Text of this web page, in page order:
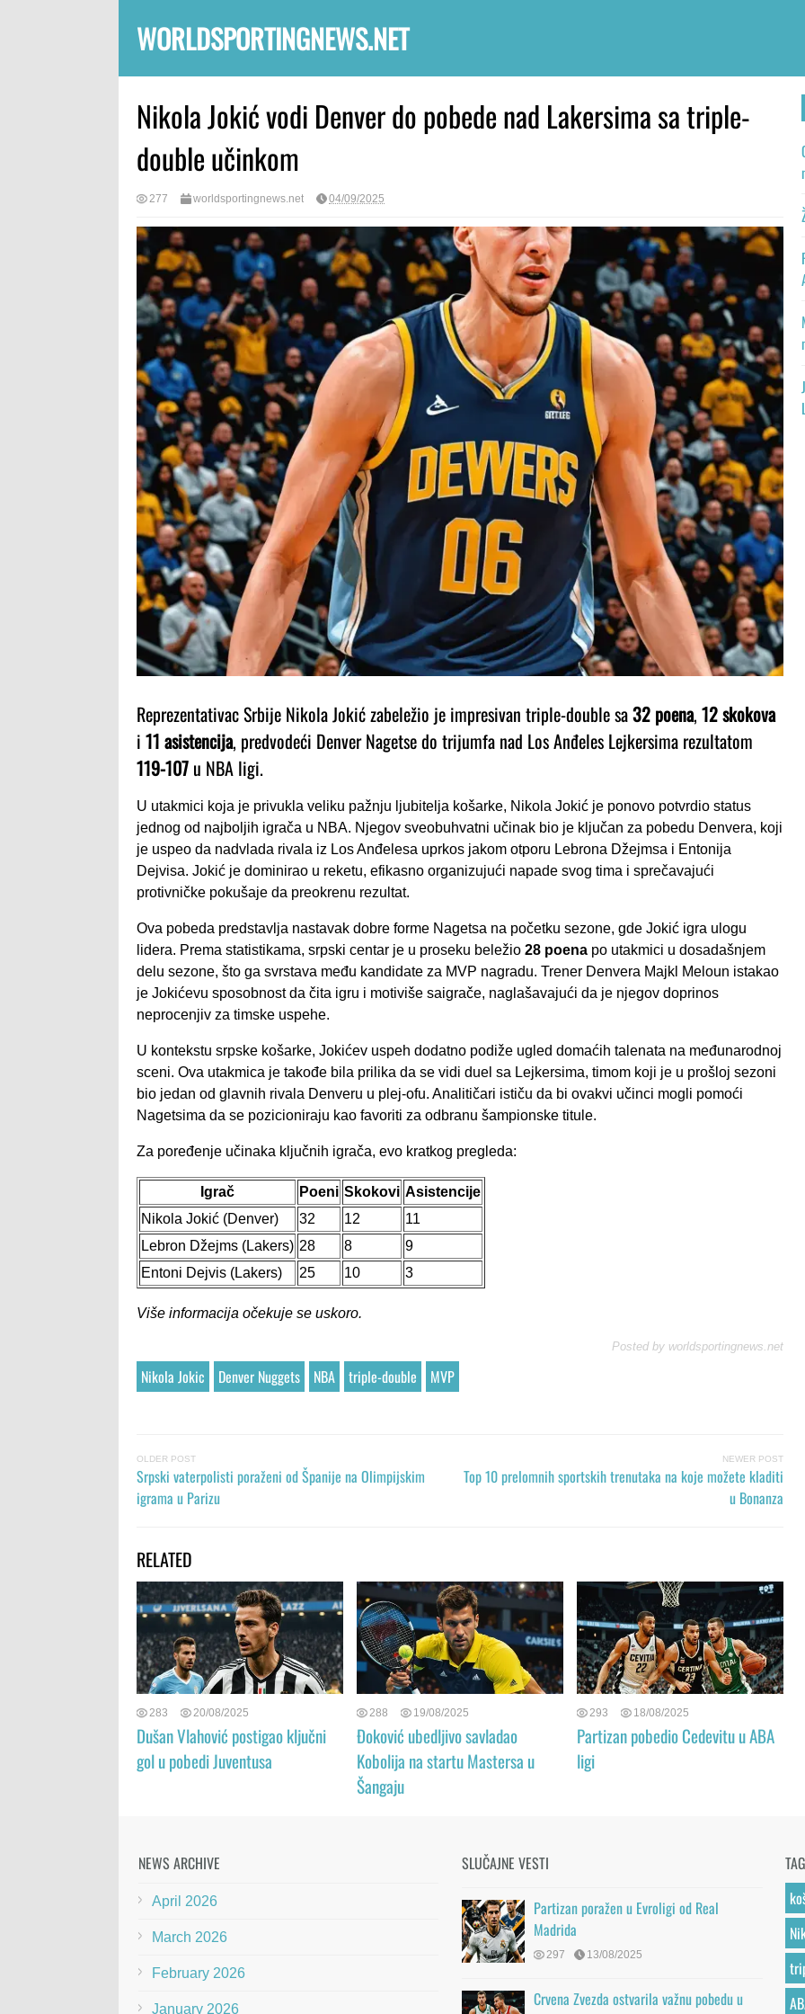
WORLDSPORTINGNEWS.NET
Nikola Jokić vodi Denver do pobede nad Lakersima sa triple-
double učinkom
277 worldsportingnews.net 04/09/2025
Reprezentativac Srbije Nikola Jokić zabeležio je impresivan triple-double sa32 poena, 12 skokova
i 11 asistencija, predvodeći Denver Nagetse do trijumfa nad Los Anđeles Lejkersima rezultatom
119-107 u NBA ligi.
U utakmici koja je privukla veliku pažnju ljubitelja košarke, Nikola Jokić je ponovo potvrdio status
jednog od najboljih igrača u NBA. Njegov sveobuhvatni učinak bio je ključan za pobedu Denvera, koji
je uspeo da nadvlada rivala iz Los Anđelesa uprkos jakom otporu Lebrona Džejmsa i Entonija
Dejvisa. Jokić je dominirao u reketu, efikasno organizujući napade svog tima i sprečavajući
protivničke pokušaje da preokrenu rezultat.
Ova pobeda predstavlja nastavak dobre forme Nagetsa na početku sezone, gde Jokić igra ulogu
lidera. Prema statistikama, srpski centar je u proseku beležio 28 poena po utakmici u dosadašnjem
delu sezone, što ga svrstava među kandidate za MVP nagradu. Trener Denvera Majkl Meloun istakao
je Jokićevu sposobnost da čita igru i motiviše saigrače, naglašavajući da je njegov doprinos
neprocenjiv za timske uspehe.
U kontekstu srpske košarke, Jokićev uspeh dodatno podiže ugled domaćih talenata na međunarodnoj
sceni. Ova utakmica je takođe bila prilika da se vidi duel sa Lejkersima, timom koji je u prošloj sezoni
bio jedan od glavnih rivala Denveru u plej-ofu. Analitičari ističu da bi ovakvi učinci mogli pomoći
Nagetsima da se pozicioniraju kao favoriti za odbranu šampionske titule.
Za poređenje učinaka ključnih igrača, evo kratkog pregleda:
Igrač Poeni Skokovi Asistencije
Nikola Jokić (Denver)
32 12
11
Lebron Džejms (Lakers) 28 8
9
Entoni Dejvis (Lakers)
25 10 3
Više informacija očekuje se uskoro.
Posted by worldsportingnews.net
Nikola Jokic Denver Nuggets NBA triple-double MVP
NEWER POST
Top 10 prelomnih sportskih trenutaka na koje možete kladiti
u Bonanza
OLDER POST
Srpski vaterpolisti poraženi od Španije na Olimpijskim
igrama u Parizu
RELATED
283 20/08/2025
Dušan Vlahović postigao ključni
gol u pobedi Juventusa
288 19/08/2025
Đoković ubedljivo savladao
Kobolija na startu Mastersa u
Šangaju
293 18/08/2025
Partizan pobedio Cedevitu u ABA
ligi
NEWS ARCHIVE
April 2026
March 2026
February 2026
January 2026
SLUČAJNE VESTI
Partizan poražen u Evroligi od Real
Madrida
297 13/08/2025
Crvena Zvezda ostvarila važnu pobedu u